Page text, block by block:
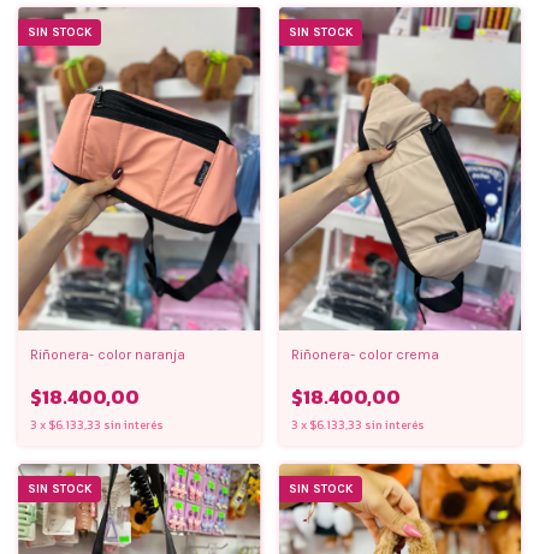
SIN STOCK
Riñonera- color naranja
$18.400,00
3 x $6.133,33 sin interés
SIN STOCK
Riñonera- color crema
$18.400,00
3 x $6.133,33 sin interés
SIN STOCK SIN STOCK